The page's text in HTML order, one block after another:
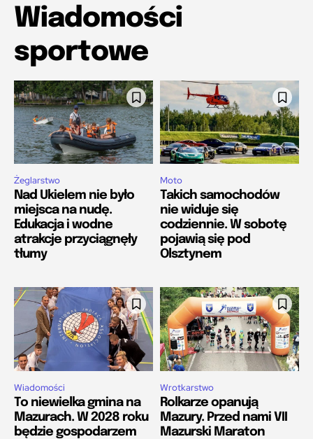
Wiadomości
sportowe
Żeglarstwo
Nad Ukielem nie było
miejsca na nudę.
Edukacja i wodne
atrakcje przyciągnęły
tłumy
Moto
Takich samochodów
nie widuje się
codziennie. W sobotę
pojawią się pod
Olsztynem
Wiadomości
To niewielka gmina na
Mazurach. W 2028 roku
będzie gospodarzem
Wrotkarstwo
Rolkarze opanują
Mazury. Przed nami VII
Mazurski Maraton